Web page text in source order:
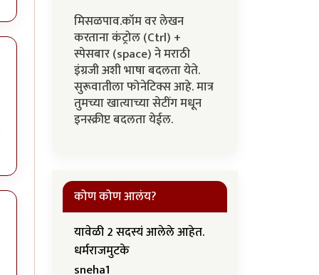
मिसळपाव.कॉम वर लेखन
करताना कंट्रोल (Ctrl) +
स्पेसबार (space) ने मराठी
इंग्रजी अशी भाषा बदलता येते.
सुरूवातीला फोनेटिक्स आहे. मात्र
तुमच्या खात्याच्या सेटींग मधून
इनस्क्रीप्ट बदलता येईल.
कोण कोण आलंय?
यावेळी 2 सदस्यं आलेले आहेत.
धर्मराजमुटके
sneha1